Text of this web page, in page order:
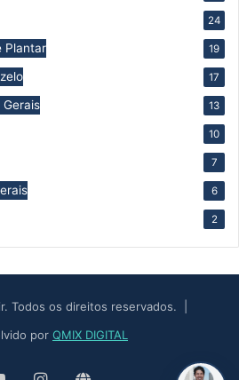
24
Plantar 19
17
13
10
7
6
2
Todos os direitos reservados. |
por QMIX DIGITAL